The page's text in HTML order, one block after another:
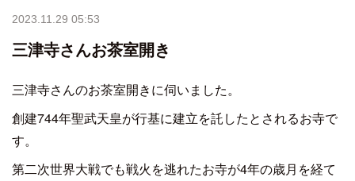
2023.11.29 05:53
三津寺さんお茶室開き
三津寺さんのお茶室開きに伺いました。
創建744年聖武天皇が行基に建立を託したとされるお寺で
す。
第二次世界大戦でも戦火を逃れたお寺が4年の歳月を経て